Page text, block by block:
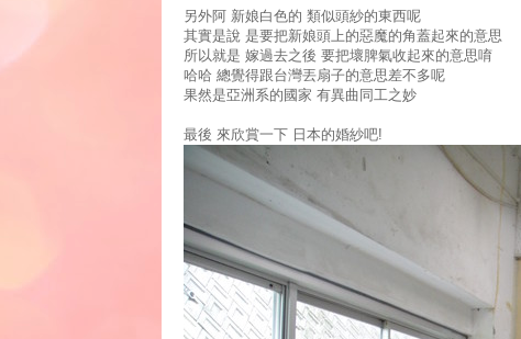
另外阿 新娘白色的 類似頭紗的東西呢
其實是說 是要把新娘頭上的惡魔的角蓋起來的意思
所以就是 嫁過去之後 要把壞脾氣收起來的意思唷
哈哈 總覺得跟台灣丟扇子的意思差不多呢
果然是亞洲系的國家 有異曲同工之妙
最後 來欣賞一下 日本的婚紗吧!